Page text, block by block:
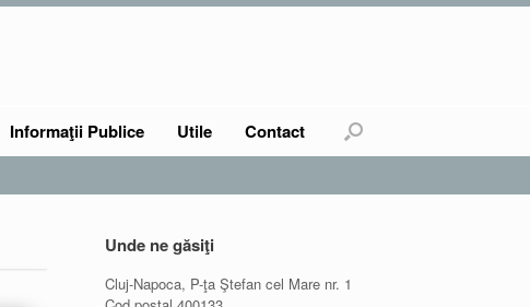
Informaţii Publice Utile Contact
Unde ne găsiţi
Cluj-Napoca, P-ţa Ştefan cel Mare nr. 1